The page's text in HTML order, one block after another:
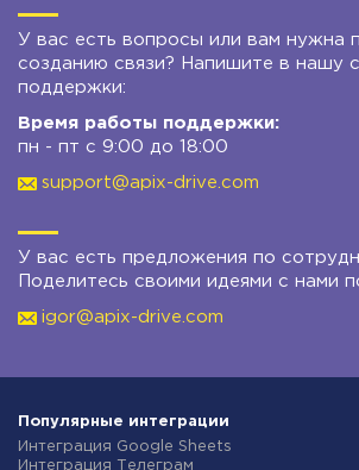
У вас есть вопросы или вам нужна
созданию связи? Напишите в нашу
поддержки:
Время работы поддержки:
пн - пт с 9:00 до 18:00
support@apix-drive.com
У вас есть предложения по
Поделитесь своими идеями с нами
igor@apix-drive.com
Популярные интеграции
Интеграция Google Sheets
Интеграция Телеграм